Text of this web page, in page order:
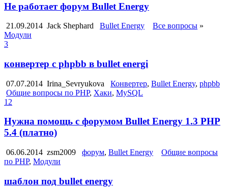
Не работает форум Bullet Energy
21.09.2014 Jack Shephard Bullet Energy Все вопросы »
Модули
3
конвертер с phpbb в bullet energi
07.07.2014 Irina_Sevryukova Конвертер, Bullet Energy, phpbb
Общие вопросы по PHP, Хаки, MySQL
12
Нужна помощь с форумом Bullet Energy 1.3 PHP
5.4 (платно)
06.06.2014 zsm2009 форум, Bullet Energy
Общие вопросы
по PHP, Модули
шаблон под bullet energy